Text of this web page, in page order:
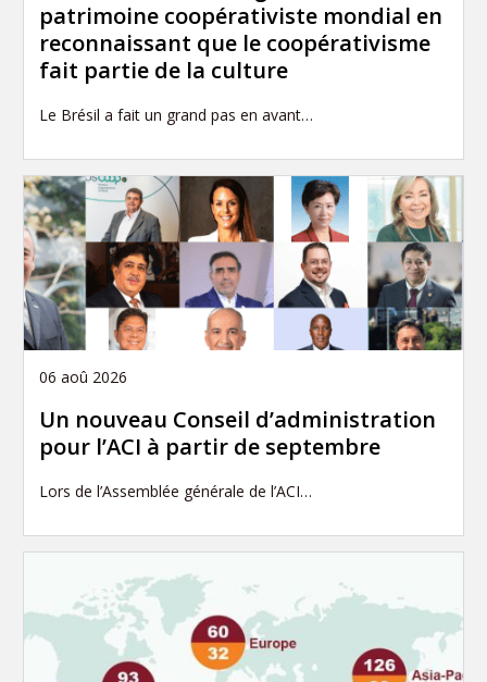
patrimoine coopérativiste mondial en
reconnaissant que le coopérativisme
fait partie de la culture
Le Brésil a fait un grand pas en avant…
06 aoû 2026
Un nouveau Conseil d’administration
pour l’ACI à partir de septembre
Lors de l’Assemblée générale de l’ACI…